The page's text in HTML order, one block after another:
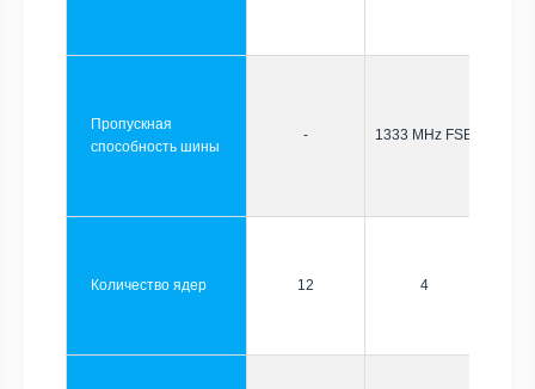
Пропускная
способность шины
- 1333 MHz FSB
Количество ядер 12 4